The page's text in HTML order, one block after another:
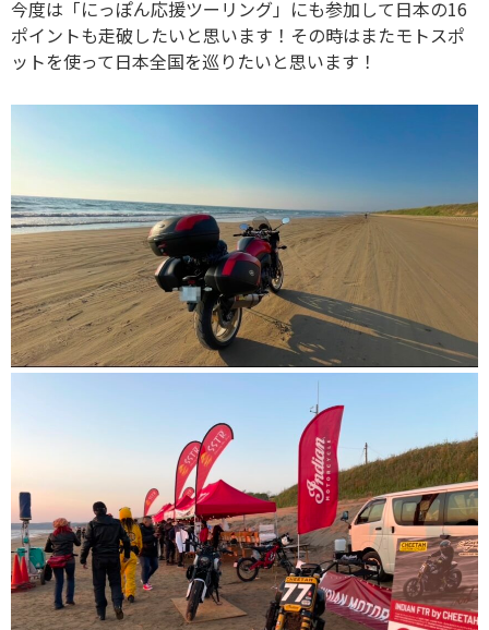
今度は「にっぽん応援ツーリング」にも参加して日本の16
ポイントも走破したいと思います！その時はまたモトスポ
ットを使って日本全国を巡りたいと思います！